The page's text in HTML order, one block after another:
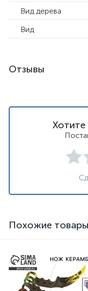
Вид дерева
Вид
Отзывы
Хотите
Похожие товары